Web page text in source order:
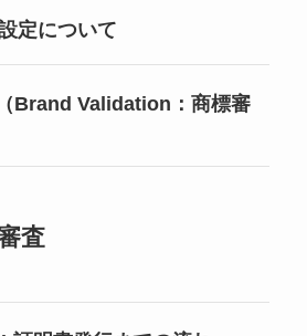
定について
Brand Validation：商標審
査